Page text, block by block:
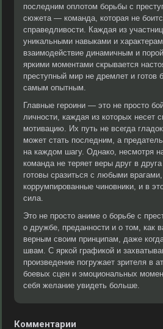
последним оплотом борьбы с
сюжета — команда, которая не
справедливости. Каждая из
уникальными навыками и
взаимодействие динамичным и
яркими моментами скрывается
преступный мир не дремлет и готов
самым опытным.
Главные героини — это не просто
личности, каждая из которых несет
мотивацию. Их путь не всегда
может стать последним, а
на каждом шагу. Однако, несмотря
команда не теряет веры друг в
готовы сразиться с любыми
коррумпированные чиновники, и в
сила.
Это не просто аниме о борьбе с
о дружбе, преданности и о том, как
верным своим принципам, даже
швам. С яркой графикой и
произведение погружает зрителя в
боевых сцен и эмоциональных
себя желание увидеть больше.
Комментарии